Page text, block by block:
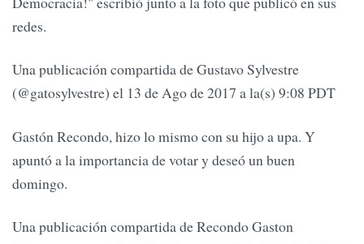
redes.
Una publicación compartida de Gustavo Sylvestre
(@gatosylvestre) el 13 de Ago de 2017 a la(s) 9:08 PDT
Gastón Recondo, hizo lo mismo con su hijo a upa. Y
apuntó a la importancia de votar y deseó un buen
domingo.
Una publicación compartida de Recondo Gaston